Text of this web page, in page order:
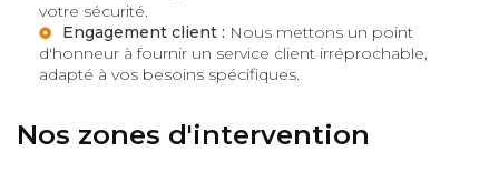
votre sécurité.
Engagement client : Nous mettons un point
d'honneur à fournir un service client irréprochable,
adapté à vos besoins spécifiques.
Nos zones d'intervention